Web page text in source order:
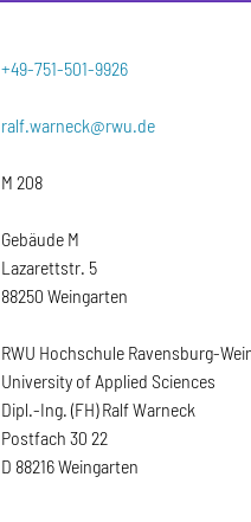
+49-751-501-9926
ralf.warneck@rwu.de
M 208
Gebäude M
Lazarettstr. 5
88250 Weingarten
RWU Hochschule Ravensburg-
University of Applied Sciences
Dipl.-Ing. (FH) Ralf Warneck
Postfach 30 22
D 88216 Weingarten